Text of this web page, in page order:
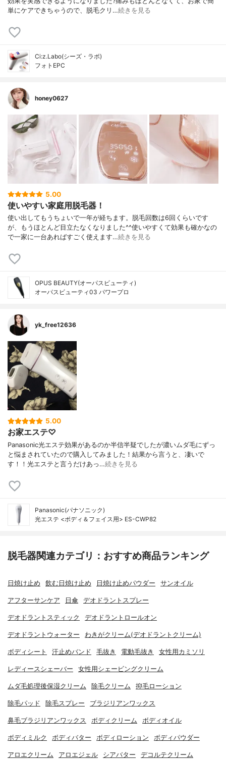
単にケアできちゃうので、脱毛クリ…続きを見る
Ci:z.Labo(シーズ・ラボ)
フォトEPC
honey0627
5.00
使いやすい家庭用脱毛器！
使い出してもうちょいで一年が経ちます。脱毛回数は6回くらいです
が、もうほとんど目立たなくなりました^^使いやすくて効果も確かなの
で一家に一台あればすごく使えます…続きを見る
OPUS BEAUTY(オーパスビューティ)
オーパスビューティ03 パワープロ
yk_free12636
5.00
お家エステ♡
Panasonic光エステ効果があるのか半信半疑でしたが濃いムダ毛にずっ
と悩まされていたので購入してみました！結果から言うと、凄いで
す！！光エステと言うだけあっ…続きを見る
Panasonic(パナソニック)
光エステ <ボディ＆フェイス用> ES-CWP82
脱毛器関連カテゴリ：おすすめ商品ランキング
日焼け止め 飲む日焼け止め 日焼け止めパウダー サンオイル
アフターサンケア 日傘 デオドラントスプレー
デオドラントスティック デオドラントロールオン
デオドラントウォーター わきがクリーム(デオドラントクリーム)
ボディシート 汗止めバンド 毛抜き 電動毛抜き 女性用カミソリ
レディースシェーバー 女性用シェービングクリーム
ムダ毛処理後保湿クリーム 除毛クリーム 抑毛ローション
除毛パッド 除毛スプレー ブラジリアンワックス
鼻毛ブラジリアンワックス ボディクリーム ボディオイル
ボディミルク ボディバター ボディローション ボディパウダー
アロエクリーム アロエジェル シアバター デコルテクリーム